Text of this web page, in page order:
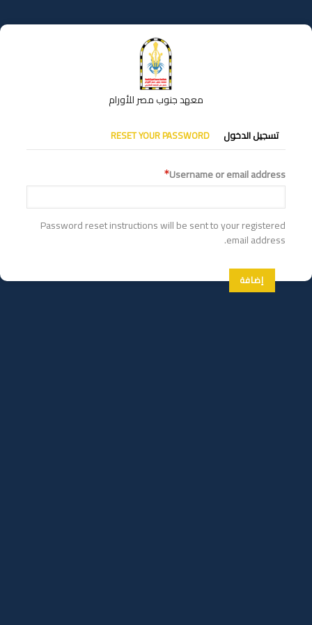
إلى
المحتوى
معهد جنوب مصر للأورام
التبويبات
الأساسية
تسجيل الدخول RESET YOUR PASSWORD
Username or email address
Password reset instructions will be sent to your registered
email address.